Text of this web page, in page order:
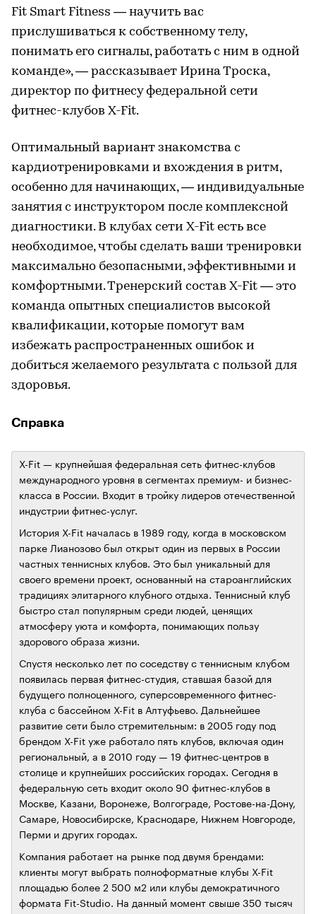
Fit Smart Fitness — научить вас
прислушиваться к собственному телу,
понимать его сигналы, работать с ним в одной
команде», — рассказывает Ирина Троска,
директор по фитнесу федеральной сети
фитнес-клубов X-Fit.
Оптимальный вариант знакомства с
кардиотренировками и вхождения в ритм,
особенно для начинающих, — индивидуальные
занятия с инструктором после комплексной
диагностики. В клубах сети X-Fit есть все
необходимое, чтобы сделать ваши тренировки
максимально безопасными, эффективными и
комфортными. Тренерский состав X-Fit — это
команда опытных специалистов высокой
квалификации, которые помогут вам
избежать распространенных ошибок и
добиться желаемого результата с пользой для
здоровья.
Справка
X-Fit — крупнейшая федеральная сеть фитнес-клубов
международного уровня в сегментах премиум- и бизнес-
класса в России. Входит в тройку лидеров отечественной
индустрии фитнес-услуг.
История X-Fit началась в 1989 году, когда в московском
парке Лианозово был открыт один из первых в России
частных теннисных клубов. Это был уникальный для
своего времени проект, основанный на староанглийских
традициях элитарного клубного отдыха. Теннисный клуб
быстро стал популярным среди людей, ценящих
атмосферу уюта и комфорта, понимающих пользу
здорового образа жизни.
Спустя несколько лет по соседству с теннисным клубом
появилась первая фитнес-студия, ставшая базой для
будущего полноценного, суперсовременного фитнес-
клуба с бассейном X-Fit в Алтуфьево. Дальнейшее
развитие сети было стремительным: в 2005 году под
брендом X-Fit уже работало пять клубов, включая один
региональный, а в 2010 году — 19 фитнес-центров в
столице и крупнейших российских городах. Сегодня в
федеральную сеть входит около 90 фитнес-клубов в
Москве, Казани, Воронеже, Волгограде, Ростове-на-Дону,
Самаре, Новосибирске, Краснодаре, Нижнем Новгороде,
Перми и других городах.
Компания работает на рынке под двумя брендами:
клиенты могут выбрать полноформатные клубы X-Fit
площадью более 2 500 м2 или клубы демократичного
формата Fit-Studio. На данный момент свыше 350 тысяч